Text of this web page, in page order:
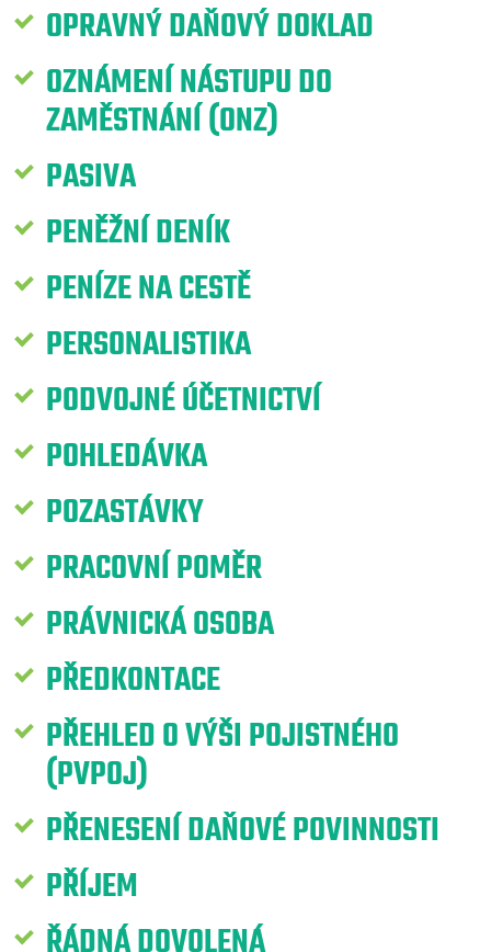
OPRAVNÝ DAŇOVÝ DOKLAD
OZNÁMENÍ NÁSTUPU DO
ZAMĚSTNÁNÍ (ONZ)
PASIVA
PENĚŽNÍ DENÍK
PENÍZE NA CESTĚ
PERSONALISTIKA
PODVOJNÉ ÚČETNICTVÍ
POHLEDÁVKA
POZASTÁVKY
PRACOVNÍ POMĚR
PRÁVNICKÁ OSOBA
PŘEDKONTACE
PŘEHLED O VÝŠI POJISTNÉHO
(PVPOJ)
PŘENESENÍ DAŇOVÉ POVINNOSTI
PŘÍJEM